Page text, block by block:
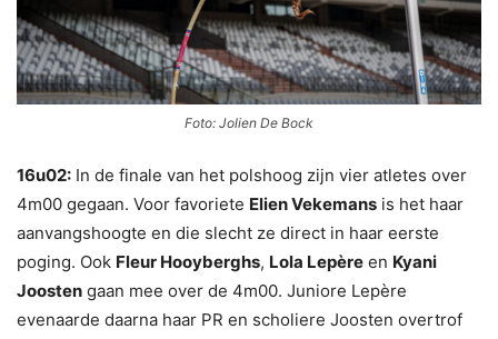
Foto: Jolien De Bock
16u02: In de finale van het polshoog zijn vier atletes over
4m00 gegaan. Voor favoriete Elien Vekemans is het haar
aanvangshoogte en die slecht ze direct in haar eerste
poging. Ook Fleur Hooyberghs, Lola Lepère en Kyani
Joosten gaan mee over de 4m00. Juniore Lepère
evenaarde daarna haar PR en scholiere Joosten overtrof